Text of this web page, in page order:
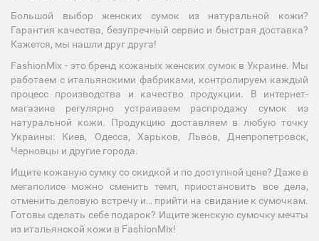
Большой выбор женских сумок из натуральной кожи?
Гарантия качества, безупречный сервис и быстрая доставка?
Кажется, мы нашли друг друга!
FashionMix - это бренд кожаных женских сумок в Украине. Мы
работаем с итальянскими фабриками, контролируем каждый
процесс производства и качество продукции. В интернет-
магазине регулярно устраиваем распродажу сумок из
натуральной кожи. Продукцию доставляем в любую точку
Украины: Киев, Одесса, Харьков, Львов, Днепропетровск,
Черновцы и другие города.
Ищите кожаную сумку со скидкой и по доступной цене? Даже в
мегаполисе можно сменить темп, приостановить все дела,
отменить деловую встречу и… прийти на свидание к сумочкам.
Готовы сделать себе подарок? Ищите женскую сумочку мечты
из итальянской кожи в FashionMix!